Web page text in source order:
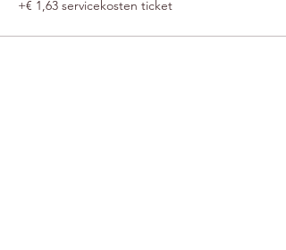
+€ 1,63 servicekosten ticket